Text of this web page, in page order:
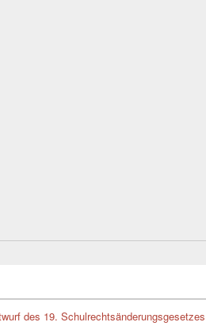
des 19. Schulrechtsänderungsgesetzes